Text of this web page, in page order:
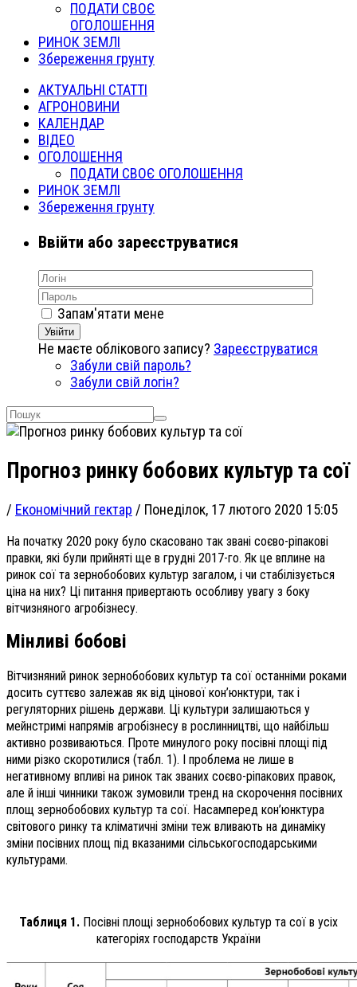
ПОДАТИ СВОЄ
ОГОЛОШЕННЯ
РИНОК ЗЕМЛІ
Збереження грунту
АКТУАЛЬНІ СТАТТІ
АГРОНОВИНИ
КАЛЕНДАР
ВІДЕО
ОГОЛОШЕННЯ
ПОДАТИ СВОЄ ОГОЛОШЕННЯ
РИНОК ЗЕМЛІ
Збереження грунту
Ввійти або зареєструватися
Запам'ятати мене
Увійти
Не маєте облікового запису? Зареєструватися
Забули свій пароль?
Забули свій логін?
Прогноз ринку бобових культур та сої
/ Економічний гектар / Понеділок, 17 лютого 2020 15:05
На початку 2020 року було скасовано так звані соєво-ріпакові
правки, які були прийняті ще в грудні 2017-го. Як це вплине на
ринок сої та зернобобових культур загалом, і чи стабілізується
ціна на них? Ці питання привертають особливу увагу з боку
вітчизняного агробізнесу.
Мінливі бобові
Вітчизняний ринок зернобобових культур та сої останніми роками
досить суттєво залежав як від цінової кон’юнктури, так і
регуляторних рішень держави. Ці культури залишаються у
мейнстримі напрямів агробізнесу в рослинництві, що найбільш
активно розвиваються. Проте минулого року посівні площі під
ними різко скоротилися (табл. 1). І проблема не лише в
негативному впливі на ринок так званих соєво-ріпакових правок,
але й інші чинники також зумовили тренд на скорочення посівних
площ зернобобових культур та сої. Насамперед кон’юнктура
світового ринку та кліматичні зміни теж вливають на динаміку
зміни посівних площ під вказаними сільськогосподарськими
культурами.
Таблиця 1. Посівні площі зернобобових культур та сої в усіх
категоріях господарств України